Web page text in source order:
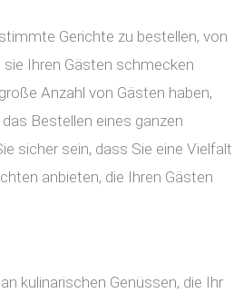
Gerichte zu bestellen, von
Ihren Gästen schmecken
Anzahl von Gästen haben,
Bestellen eines ganzen
sicher sein, dass Sie eine Vielfalt
anbieten, die Ihren Gästen
kulinarischen Genüssen, die Ihr